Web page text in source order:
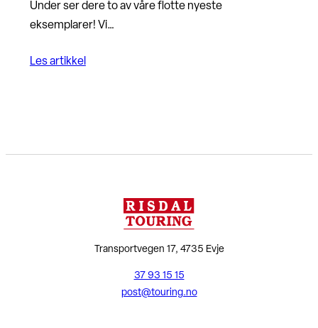
Under ser dere to av våre flotte nyeste
eksemplarer! Vi…
Les artikkel
Transportvegen 17, 4735 Evje
37 93 15 15
post@touring.no